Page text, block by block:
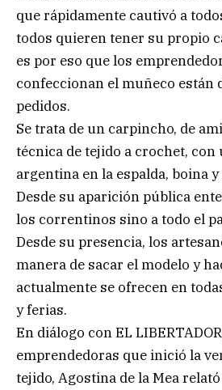
que rápidamente cautivó a
todos quieren tener su propio
es por eso que los
confeccionan el muñeco están
pedidos.
Se trata de un carpincho, de
técnica de tejido a crochet, con
argentina en la espalda, boina
Desde su aparición pública
los correntinos sino a todo el
Desde su presencia, los
manera de sacar el modelo y
actualmente se ofrecen en
y ferias.
En diálogo con EL
emprendedoras que inició la
tejido, Agostina de la Mea